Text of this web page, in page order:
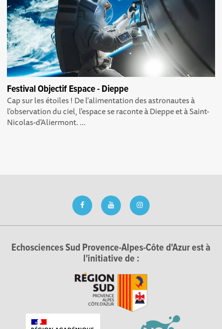
Festival Objectif Espace - Dieppe
Cap sur les étoiles ! De l'alimentation des astronautes à
l'observation du ciel, l'espace se raconte à Dieppe et à Saint-
Nicolas-d'Aliermont. ...
Echosciences Sud Provence-Alpes-Côte d'Azur est à
l'initiative de :